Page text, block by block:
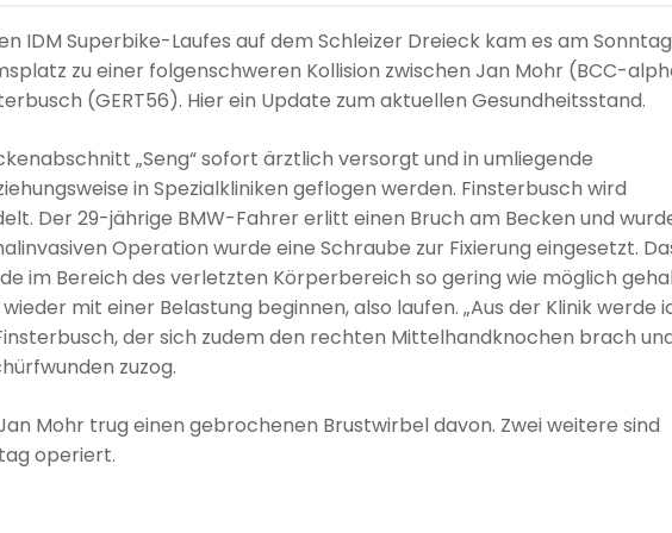
IDM Superbike-Laufes auf dem Schleizer Dreieck kam es am
zu einer folgenschweren Kollision zwischen Jan Mohr (BCC-
(GERT56). Hier ein Update zum aktuellen Gesundheitsstand.
„Seng“ sofort ärztlich versorgt und in umliegende
in Spezialkliniken geflogen werden. Finsterbusch wird
Der 29-jährige BMW-Fahrer erlitt einen Bruch am Becken und
Operation wurde eine Schraube zur Fixierung eingesetzt.
im Bereich des verletzten Körperbereich so gering wie möglich
mit einer Belastung beginnen, also laufen. „Aus der Klinik werde
der sich zudem den rechten Mittelhandknochen brach
zuzog.
Mohr trug einen gebrochenen Brustwirbel davon. Zwei weitere sind
operiert.